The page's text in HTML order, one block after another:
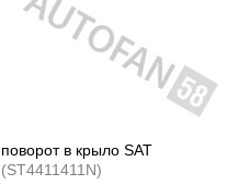
поворот в крыло SAT
(ST4411411N)